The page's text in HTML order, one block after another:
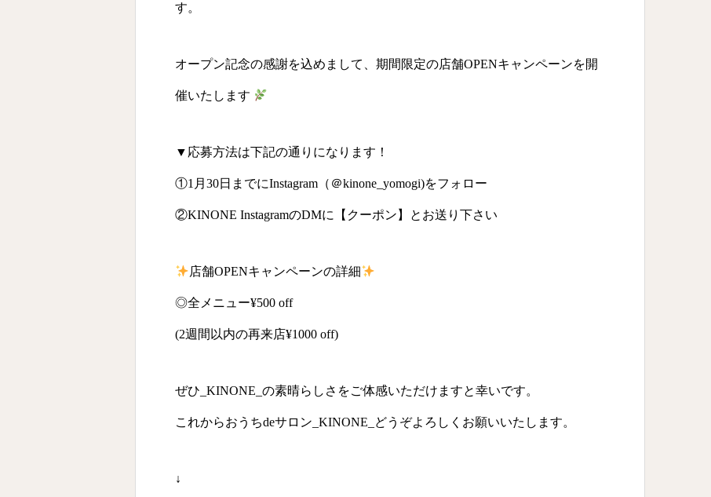
す。
オープン記念の感謝を込めまして、期間限定の店舗OPENキャンペーンを開
催いたします
▼応募方法は下記の通りになります！
①1月30日までにInstagram（ ＠kinone_yomogi)をフォロー
②KINONE InstagramのDMに【クーポン】とお送り下さい
店舗OPENキャンペーンの詳細
◎全メニュー¥500 off
(2週間以内の再来店¥1000 off)
ぜひ_KINONE_の素晴らしさをご体感いただけますと幸いです。
これからおうちdeサロン_KINONE_どうぞよろしくお願いいたします。
↓